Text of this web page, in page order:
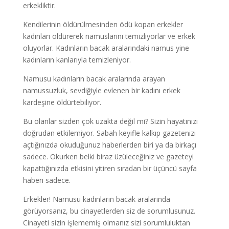
erkekliktir.
Kendilerinin öldürülmesinden ödü kopan erkekler
kadınları öldürerek namuslarını temizliyorlar ve erkek
oluyorlar. Kadınların bacak aralarındaki namus yine
kadınların kanlarıyla temizleniyor.
Namusu kadınların bacak aralarında arayan
namussuzluk, sevdiğiyle evlenen bir kadını erkek
kardeşine öldürtebiliyor.
Bu olanlar sizden çok uzakta değil mi? Sizin hayatınızı
doğrudan etkilemiyor. Sabah keyifle kalkıp gazetenizi
açtığınızda okuduğunuz haberlerden biri ya da birkaçı
sadece. Okurken belki biraz üzüleceğiniz ve gazeteyi
kapattığınızda etkisini yitiren sıradan bir üçüncü sayfa
haberi sadece.
Erkekler! Namusu kadınların bacak aralarında
görüyorsanız, bu cinayetlerden siz de sorumlusunuz.
Cinayeti sizin işlememiş olmanız sizi sorumluluktan